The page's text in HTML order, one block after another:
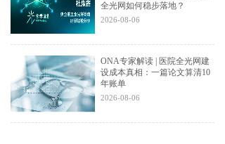
全光网如何稳步落地？
2026-08-06
ONA专家解读 | 医院全光网建
设成本真相：一篇论文算清10
年账单
2026-08-06